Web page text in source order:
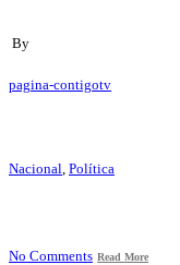
By
pagina-contigotv
Nacional, Política
No Comments Read More